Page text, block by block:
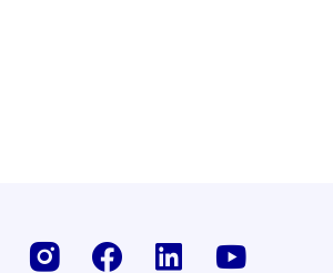
InstagramFacebookLinkedin